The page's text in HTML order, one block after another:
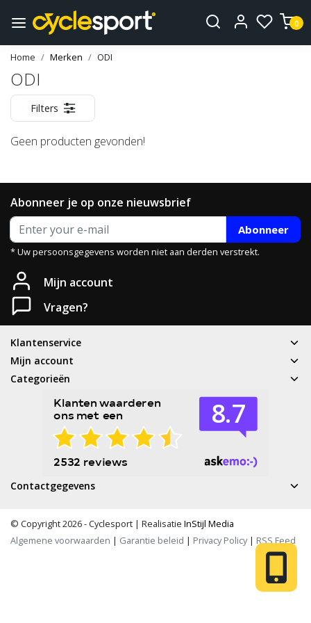
0
Home Merken ODI
ODI
Filters
Geen producten gevonden!
Abonneer je op onze nieuwsbrief
Abonneer
* Uw persoonsgegevens worden niet aan derden verstrekt.
Mijn account
Vragen?
Klantenservice
Mijn account
Categorieën
Contactgegevens
© Copyright 2026 - Cyclesport | Realisatie InStijl Media
Algemene voorwaarden | Garantie beleid | Privacy Policy| RSS Feed